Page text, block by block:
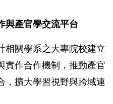
與產官學交流平台
相關學系之大專院校建立
實作合作機制，推動產官
，擴大學習視野與跨域連